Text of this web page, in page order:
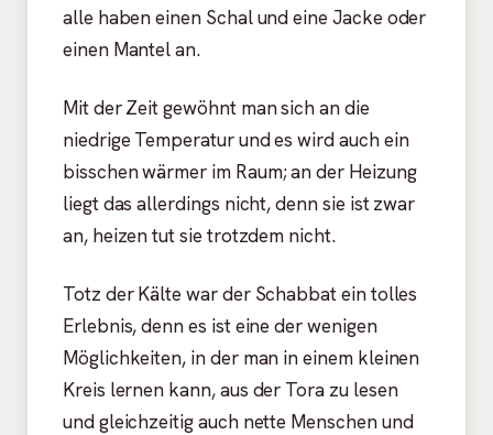
alle haben einen Schal und eine Jacke oder
einen Mantel an.
Mit der Zeit gewöhnt man sich an die
niedrige Temperatur und es wird auch ein
bisschen wärmer im Raum; an der Heizung
liegt das allerdings nicht, denn sie ist zwar
an, heizen tut sie trotzdem nicht.
Totz der Kälte war der Schabbat ein tolles
Erlebnis, denn es ist eine der wenigen
Möglichkeiten, in der man in einem kleinen
Kreis lernen kann, aus der Tora zu lesen
und gleichzeitig auch nette Menschen und